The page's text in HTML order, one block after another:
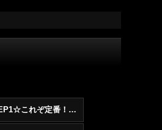
☆STEP1☆これぞ定番！！まずはここから！2000年代R&BフロアヒットBest 100 !!!